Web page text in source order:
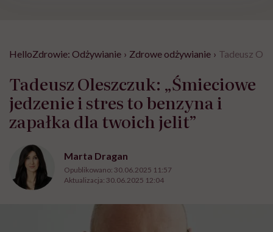
HelloZdrowie: Odżywianie › Zdrowe odżywianie › Tadeusz
Tadeusz Oleszczuk: „Śmieciowe
jedzenie i stres to benzyna i
zapałka dla twoich jelit”
Marta Dragan
Opublikowano: 30.06.2025 11:57
Aktualizacja: 30.06.2025 12:04